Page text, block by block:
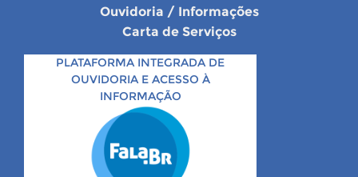
Ouvidoria / Informações
Carta de Serviços
PLATAFORMA INTEGRADA DE
OUVIDORIA E ACESSO À
INFORMAÇÃO